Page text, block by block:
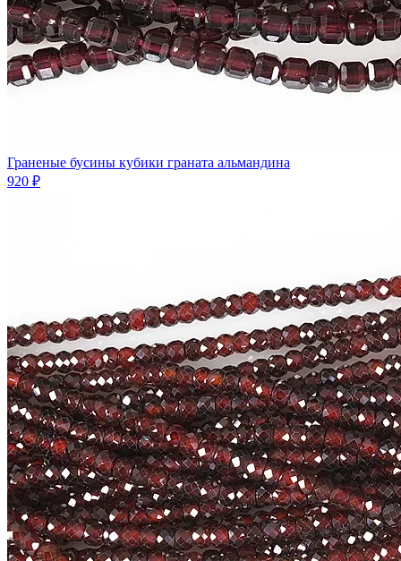
Граненые бусины кубики граната альмандина
920 ₽